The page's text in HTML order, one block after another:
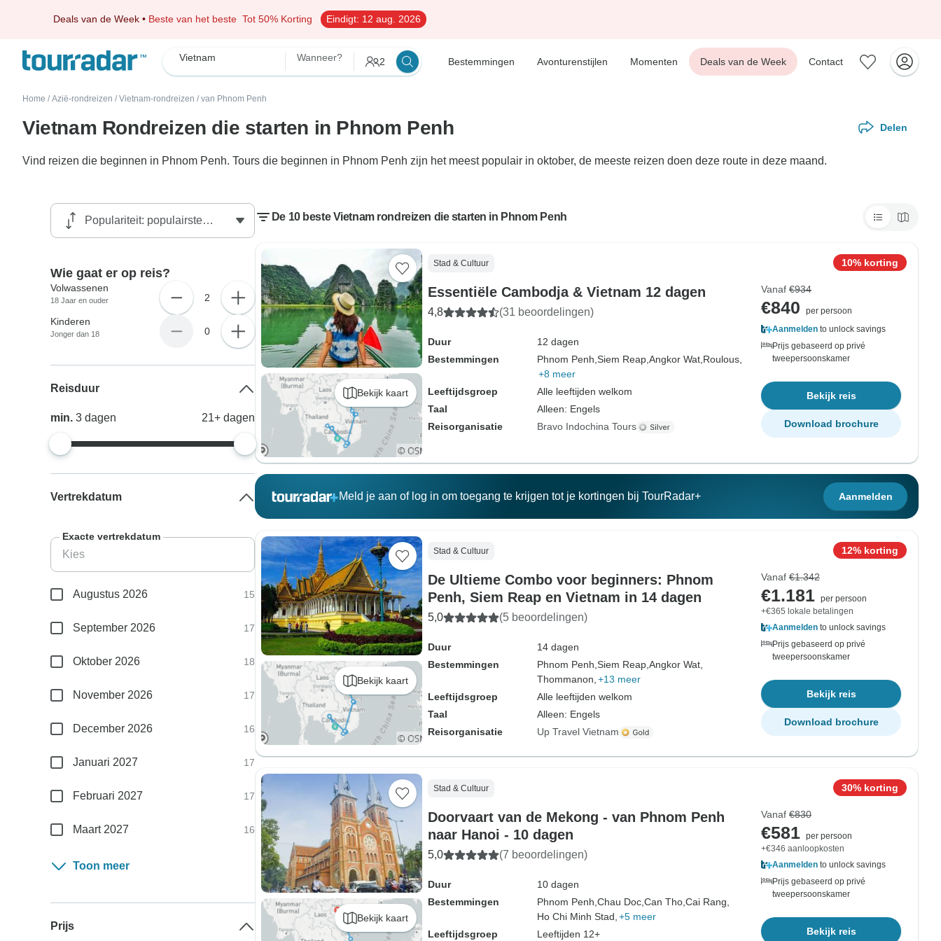
Deals van de Week • Beste van het beste Tot 50% Korting Eindigt: 12 aug. 2026
Vietnam Wanneer? 2 Bestemmingen Avonturenstijlen Momenten Deals van de Week Contact
Home / Azië-rondreizen / Vietnam-rondreizen / van Phnom Penh
Vietnam Rondreizen die starten in Phnom Penh Delen
Vind reizen die beginnen in Phnom Penh. Tours die beginnen in Phnom Penh zijn het meest populair in oktober, de meeste reizen doen deze route in deze maand.
De 10 beste Vietnam rondreizen die starten in Phnom Penh
Bekijk kaart
Stad & Cultuur
Essentiële Cambodja & Vietnam 12 dagen
4,8 (31 beoordelingen)
Duur
12 dagen
Bestemmingen
Phnom Penh, Siem Reap, Angkor Wat, Roulous,
+8 meer
Leeftijdsgroep
Alle leeftijden welkom
Taal
Alleen: Engels
Reisorganisatie
Bravo Indochina Tours
10% korting
Vanaf €934
€840
per persoon
Aanmelden to unlock savings
Prijs gebaseerd op privé
tweepersoonskamer
Bekijk reis
Download brochure
Meld je aan of log in om toegang te krijgen tot je kortingen bij TourRadar+ Aanmelden
Bekijk kaart
Stad & Cultuur
De Ultieme Combo voor beginners: Phnom
Penh, Siem Reap en Vietnam in 14 dagen
5,0 (5 beoordelingen)
Duur
14 dagen
Bestemmingen
Phnom Penh, Siem Reap, Angkor Wat,
Thommanon, +13 meer
Leeftijdsgroep
Alle leeftijden welkom
Taal
Alleen: Engels
Reisorganisatie
Up Travel Vietnam
12% korting
Vanaf €1.342
€1.181 per persoon
+€365 lokale betalingen
Aanmelden to unlock savings
Prijs gebaseerd op privé
tweepersoonskamer
Bekijk reis
Download brochure
Bekijk kaart
Stad & Cultuur
Doorvaart van de Mekong - van Phnom Penh
naar Hanoi - 10 dagen
5,0 (7 beoordelingen)
Duur
10 dagen
Bestemmingen
Phnom Penh, Chau Doc, Can Tho, Cai Rang,
Ho Chi Minh Stad, +5 meer
Leeftijdsgroep
Leeftijden 12+
30% korting
Vanaf €830
€581 per persoon
+€346 aanloopkosten
Aanmelden to unlock savings
Prijs gebaseerd op privé
tweepersoonskamer
Bekijk reis
Wie gaat er op reis?
Volwassenen
18 Jaar en ouder 2
Kinderen
Jonger dan 18 0
Reisduur
min.3dagen 21+ dagen
Vertrekdatum
Exacte vertrekdatum
Augustus 2026 15
September 2026 17
Oktober 2026 18
November 2026 17
December 2026 16
Januari 2027 17
Februari 2027 17
Maart 2027 16
Toon meer
Prijs